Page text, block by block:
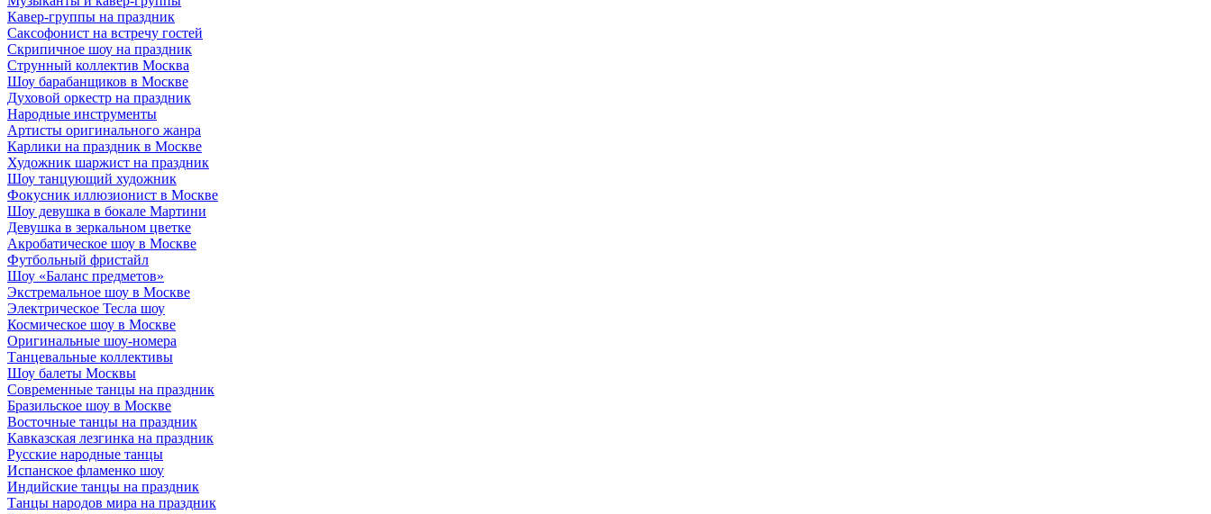
Кавер-группы на праздник
Саксофонист на встречу гостей
Скрипичное шоу на праздник
Струнный коллектив Москва
Шоу барабанщиков в Москве
Духовой оркестр на праздник
Народные инструменты
Артисты оригинального жанра
Карлики на праздник в Москве
Художник шаржист на праздник
Шоу танцующий художник
Фокусник иллюзионист в Москве
Шоу девушка в бокале Мартини
Девушка в зеркальном цветке
Акробатическое шоу в Москве
Футбольный фристайл
Шоу «Баланс предметов»
Экстремальное шоу в Москве
Электрическое Тесла шоу
Космическое шоу в Москве
Оригинальные шоу-номера
Танцевальные коллективы
Шоу балеты Москвы
Современные танцы на праздник
Бразильское шоу в Москве
Восточные танцы на праздник
Кавказская лезгинка на праздник
Русские народные танцы
Испанское фламенко шоу
Индийские танцы на праздник
Танцы народов мира на праздник